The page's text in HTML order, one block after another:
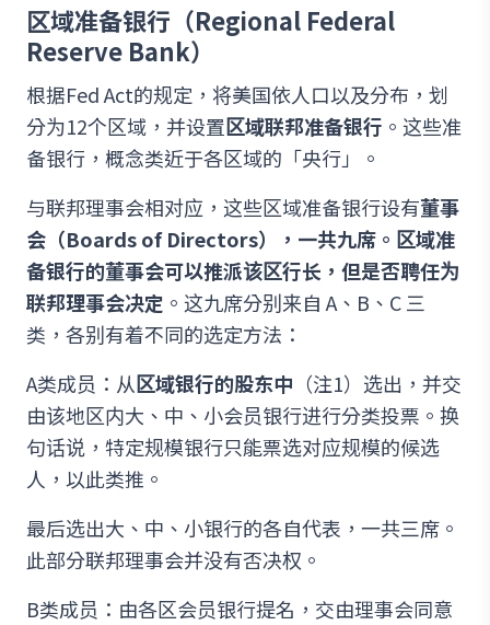
区域准备银行（Regional Federal
Reserve Bank）
根据Fed Act的规定，将美国依人口以及分布，划
分为12个区域，并设置区域联邦准备银行 。这些准
备银行，概念类近于各区域的「央行」。
与联邦理事会相对应，这些区域准备银行设有董事
会（Boards of Directors），一共九席。区域准
备银行的董事会可以推派该区行长，但是否聘任为
联邦理事会决定 。这九席分别来自 A、B、C 三
类，各别有着不同的选定方法：
A类成员：从区域银行的股东中 （注1）选出，并交
由该地区内大、中、小会员银行进行分类投票。换
句话说，特定规模银行只能票选对应规模的候选
人，以此类推。
最后选出大、中、小银行的各自代表，一共三席。
此部分联邦理事会并没有否决权。
B类成员：由各区会员银行提名，交由理事会同意